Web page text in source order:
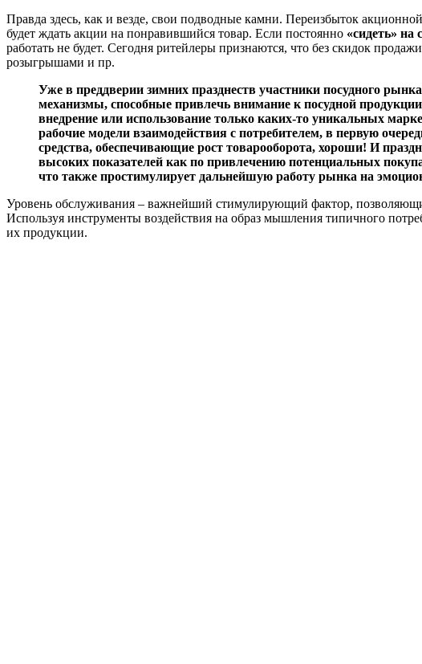
Правда здесь, как и везде, свои подводные камни. Переизбыток
будет ждать акции на понравившийся товар. Если постоянно «сидеть» на
работать не будет. Сегодня ритейлеры признаются, что без скидок
розыгрышами и пр.
Уже в преддверии зимних празднеств участники посудного
механизмы, способные привлечь внимание к посудной
внедрение или использование только каких-то уникальных
рабочие модели взаимодействия с потребителем, в первую
средства, обеспечивающие рост товарооборота, хороши! И
высоких показателей как по привлечению потенциальных
что также простимулирует дальнейшую работу рынка на
Уровень обслуживания – важнейший стимулирующий фактор,
Используя инструменты воздействия на образ мышления типичного
их продукции.